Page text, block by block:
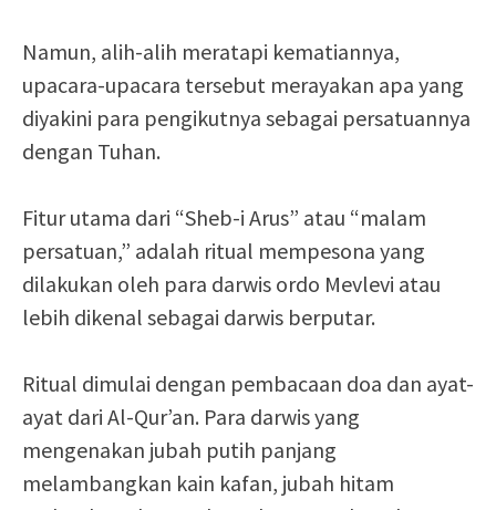
Namun, alih-alih meratapi kematiannya,
upacara-upacara tersebut merayakan apa yang
diyakini para pengikutnya sebagai persatuannya
dengan Tuhan.
Fitur utama dari “Sheb-i Arus” atau “malam
persatuan,” adalah ritual mempesona yang
dilakukan oleh para darwis ordo Mevlevi atau
lebih dikenal sebagai darwis berputar.
Ritual dimulai dengan pembacaan doa dan ayat-
ayat dari Al-Qur’an. Para darwis yang
mengenakan jubah putih panjang
melambangkan kain kafan, jubah hitam